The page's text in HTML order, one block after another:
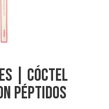
| Cóctel
Péptidos